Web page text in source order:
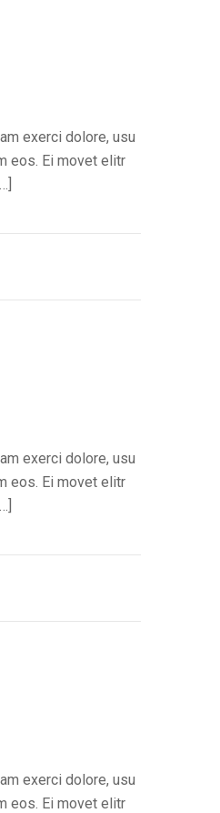
exerci dolore, usu
eos. Ei movet elitr
exerci dolore, usu
eos. Ei movet elitr
exerci dolore, usu
eos. Ei movet elitr